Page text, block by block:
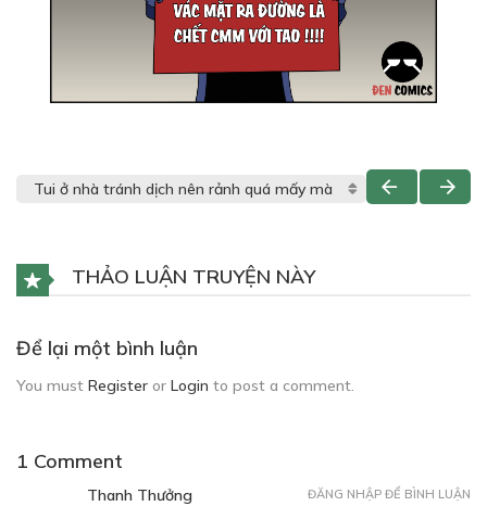
THẢO LUẬN TRUYỆN NÀY
Để lại một bình luận
You must Register or Login to post a comment.
1 Comment
Thanh Thưởng
ĐĂNG NHẬP ĐỂ BÌNH LUẬN